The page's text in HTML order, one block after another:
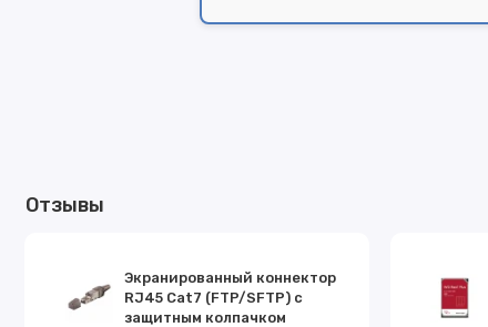
Отзывы
Экранированный коннектор
RJ45 Cat7 (FTP/SFTP) с
защитным колпачком